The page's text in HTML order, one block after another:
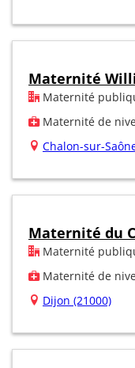
Maternité
Maternité
Maternité de
Chalon-sur-
Maternité du
Maternité
Maternité de
Dijon (21000)